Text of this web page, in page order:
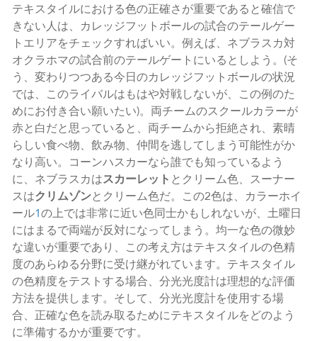
テキスタイルにおける色の正確さが重要であると確信で
きない人は、カレッジフットボールの試合のテールゲー
トエリアをチェックすればいい。例えば、ネブラスカ対
オクラホマの試合前のテールゲートにいるとしよう。(そ
う、変わりつつある今日のカレッジフットボールの状況
では、このライバルはもはや対戦しないが、この例のた
めにお付き合い願いたい)。両チームのスクールカラーが
赤と白だと思っていると、両チームから拒絶され、素晴
らしい食べ物、飲み物、仲間を逃してしまう可能性がか
なり高い。コーンハスカーなら誰でも知っているよう
に、ネブラスカはスカーレット とクリーム色、スーナー
スはクリムゾンとクリーム色だ。この2色は、カラーホイ
ール1の上では非常に近い色同士かもしれないが、土曜日
にはまるで両端が反対になってしまう。均一な色の微妙
な違いが重要であり、この考え方はテキスタイルの色精
度のあらゆる分野に受け継がれています。テキスタイル
の色精度をテストする場合、分光光度計は理想的な評価
方法を提供します。そして、分光光度計を使用する場
合、正確な色を読み取るためにテキスタイルをどのよう
に準備するかが重要です。